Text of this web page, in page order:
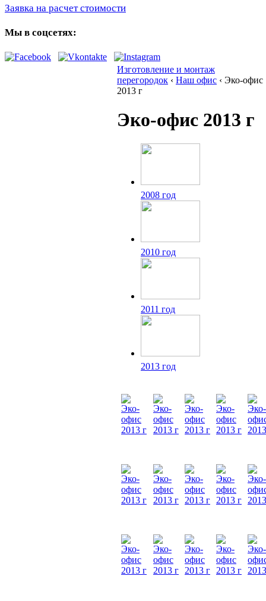
Заявка на расчет стоимости
Мы в соцсетях:
Изготовление и монтаж
перегородок ‹ Наш офис ‹ Эко-офис
2013 г
Эко-офис 2013 г
2008 год
2010 год
2011 год
2013 год